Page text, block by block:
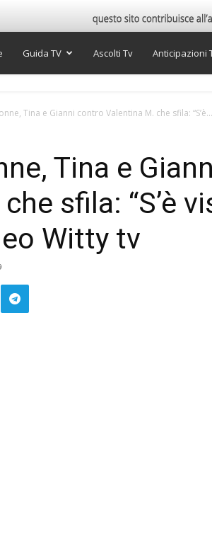
Guida TV Ascolti Tv Anticipazioni
Tina e Gianni contro Valentina M. che sfila: “S’è...
Tina e
sfila: “S’è
Witty tv